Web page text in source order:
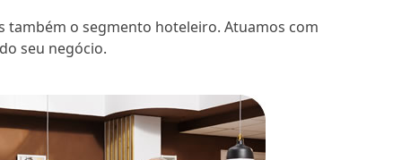
também o segmento hoteleiro. Atuamos com
seu negócio.